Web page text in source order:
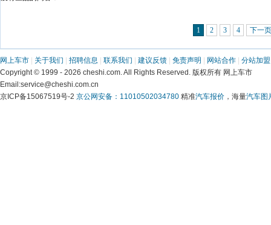
1 2 3 4 下一页
网上车市 关于我们 招聘信息 联系我们 建议反馈 免责声明 网站合作
分站加盟
Copyright © 1999 - 2026 cheshi.com. All Rights Reserved. 版权所有 网上车市
Email:service@cheshi.com.cn
京ICP备15067519号-2 京公网安备：11010502034780 精准汽车报价 ，海量汽车图